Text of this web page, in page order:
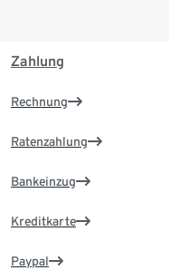
Zahlung
Rechnung
Ratenzahlung
Bankeinzug
Kreditkarte
Paypal